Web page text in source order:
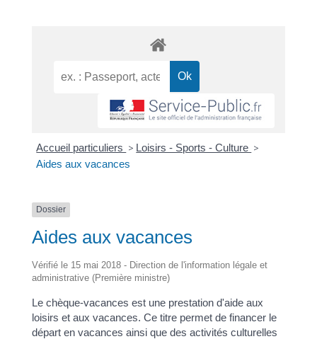
Accueil particuliers > Loisirs - Sports - Culture >
Aides aux vacances
Dossier
Aides aux vacances
Vérifié le 15 mai 2018 - Direction de l'information légale et
administrative (Première ministre)
Le chèque-vacances est une prestation d'aide aux
loisirs et aux vacances. Ce titre permet de financer le
départ en vacances ainsi que des activités culturelles